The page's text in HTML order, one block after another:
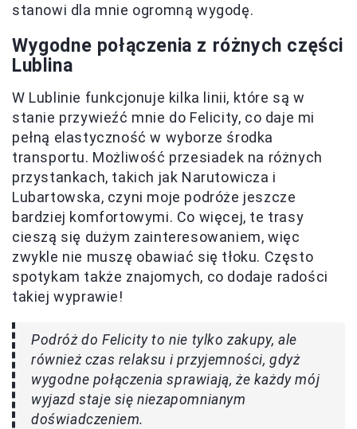
stanowi dla mnie ogromną wygodę.
Wygodne połączenia z różnych części
Lublina
W Lublinie funkcjonuje kilka linii, które są w
stanie przywieźć mnie do Felicity, co daje mi
pełną elastyczność w wyborze środka
transportu. Możliwość przesiadek na różnych
przystankach, takich jak Narutowicza i
Lubartowska, czyni moje podróże jeszcze
bardziej komfortowymi. Co więcej, te trasy
cieszą się dużym zainteresowaniem, więc
zwykle nie muszę obawiać się tłoku. Często
spotykam także znajomych, co dodaje radości
takiej wyprawie!
Podróż do Felicity to nie tylko zakupy, ale
również czas relaksu i przyjemności, gdyż
wygodne połączenia sprawiają, że każdy mój
wyjazd staje się niezapomnianym
doświadczeniem.